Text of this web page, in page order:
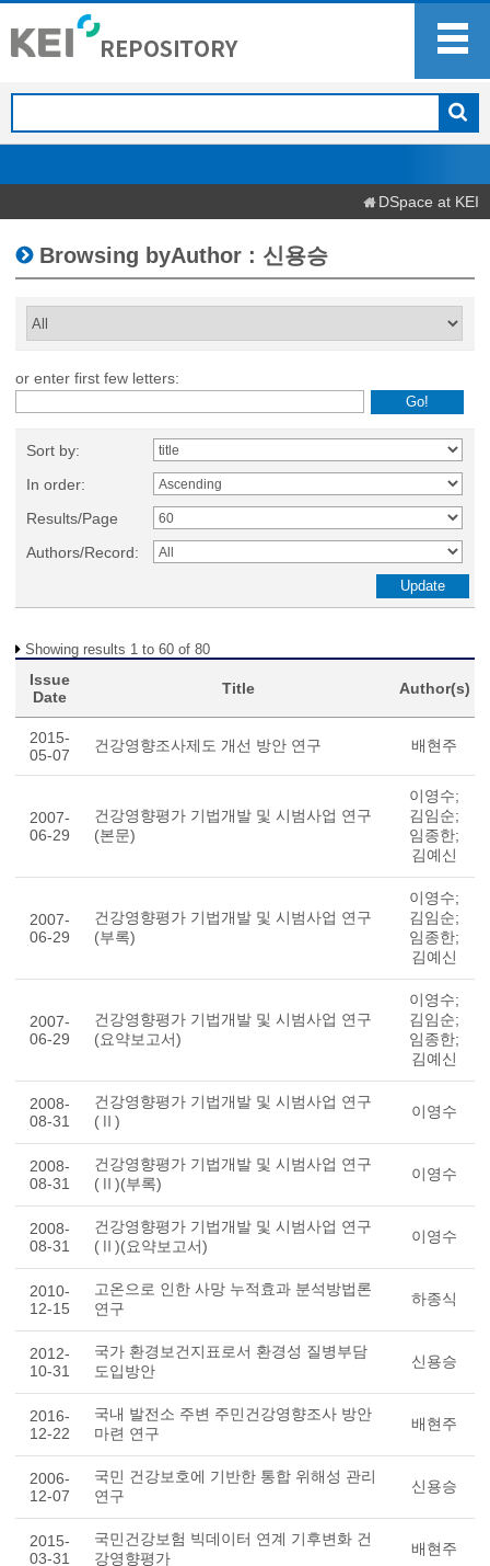
DSpace at KEI
Browsing byAuthor : 신용승
or enter first few letters:
Sort by:
In order:
Results/Page
Authors/Record:
Showing results 1 to 60 of 80
Issue
Date
Title Author(s)
2015-
05-07
건강영향조사제도 개선 방안 연구 배현주
2007-
06-29
건강영향평가 기법개발 및 시범사업 연구
(본문)
이영수;
김임순;
임종한;
김예신
2007-
06-29
건강영향평가 기법개발 및 시범사업 연구
(부록)
이영수;
김임순;
임종한;
김예신
2007-
06-29
건강영향평가 기법개발 및 시범사업 연구
(요약보고서)
이영수;
김임순;
임종한;
김예신
2008-
08-31
건강영향평가 기법개발 및 시범사업 연구
(Ⅱ)
이영수
2008-
08-31
건강영향평가 기법개발 및 시범사업 연구
(Ⅱ)(부록)
이영수
2008-
08-31
건강영향평가 기법개발 및 시범사업 연구
(Ⅱ)(요약보고서)
이영수
2010-
12-15
고온으로 인한 사망 누적효과 분석방법론
연구
하종식
2012-
10-31
국가 환경보건지표로서 환경성 질병부담
도입방안
신용승
2016-
12-22
국내 발전소 주변 주민건강영향조사 방안
마련 연구
배현주
2006-
12-07
국민 건강보호에 기반한 통합 위해성 관리
연구
신용승
2015-
03-31
국민건강보험 빅데이터 연계 기후변화 건
강영향평가
배현주